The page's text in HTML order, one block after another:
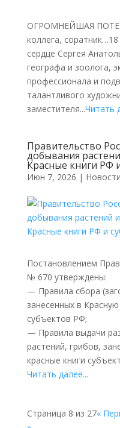
ОГРОМНЕЙШАЯ
коллега,
сердце Сергея
географа и зоолога,
профессионала и
талантливого
заместителя...Читать
Правительство
добывания
Красные книги РФ
Июн 7, 2026 |
Постановлением
№ 670 утверждены:
— Правила сбора
занесенных в
субъектов РФ;
— Правила выдачи
растений, грибов,
красные книги
Читать далее...
Страница 8 из 27«